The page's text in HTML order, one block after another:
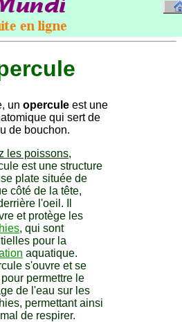
-
un opercule est une
qui sert de
de bouchon.
les poissons,
est une structure
plate située de
côté de la tête,
l'oeil. Il
et protège les
, qui sont
pour la
aquatique.
s'ouvre et se
permettre le
de l'eau sur les
permettant ainsi
de respirer.